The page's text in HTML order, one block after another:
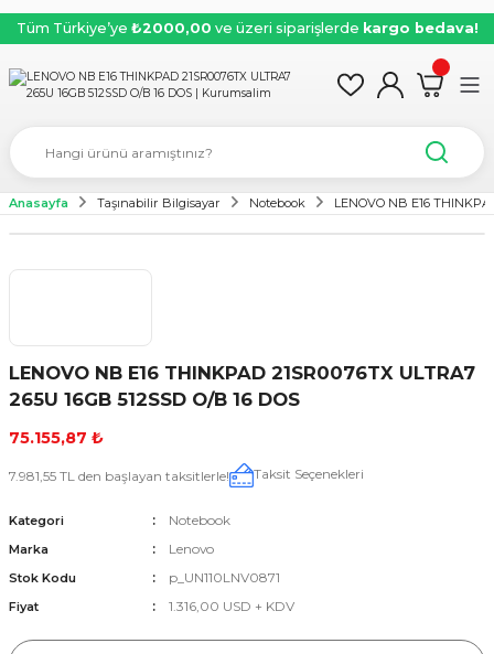
Tüm Türkiye’ye ₺2000,00 ve üzeri siparişlerde kargo bedava!
Anasayfa Taşınabilir Bilgisayar Notebook LENOVO NB E16
LENOVO NB E16 THINKPAD 21SR0076TX ULTRA7
265U 16GB 512SSD O/B 16 DOS
75.155,87 ₺
7.981,55 TL den başlayan taksitlerle! Taksit Seçenekleri
Kategori Notebook
Marka Lenovo
Stok Kodu p_UN110LNV0871
Fiyat 1.316,00 USD + KDV